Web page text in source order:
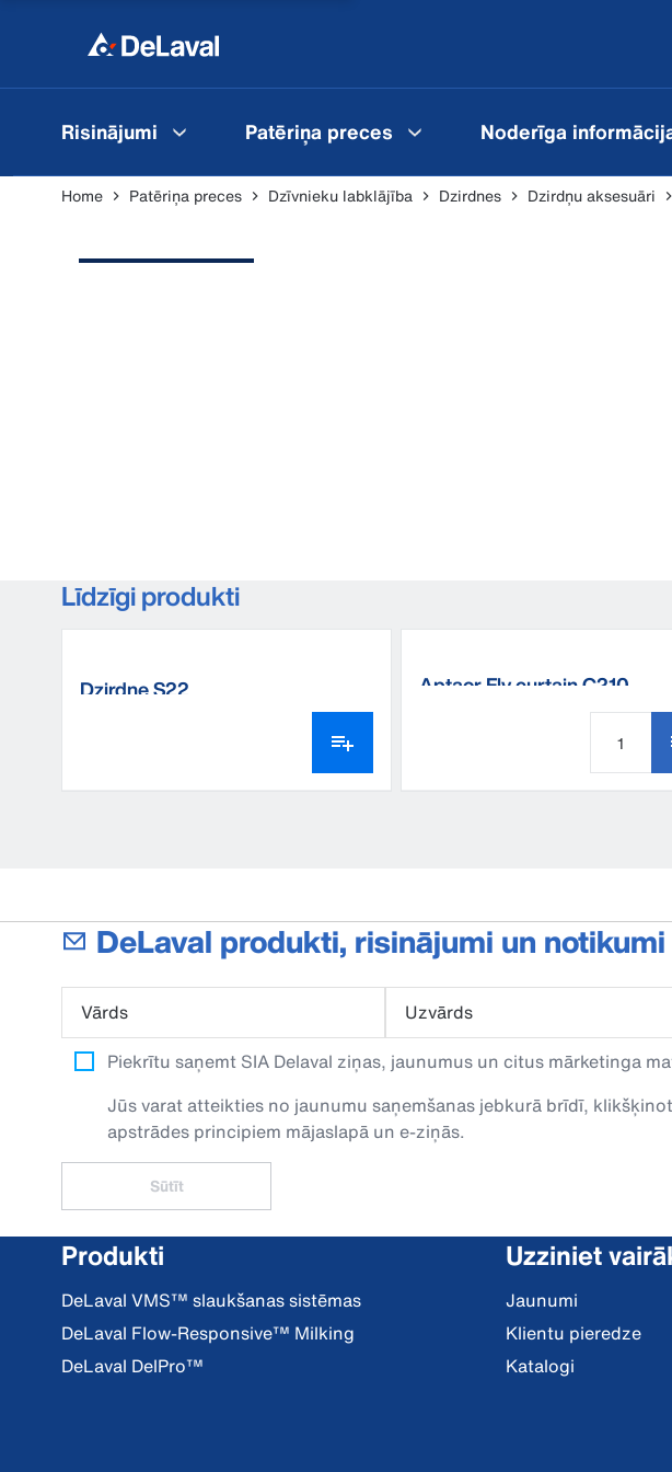
Risinājumi Patēriņa preces Noderīga
Home Patēriņa preces Dzīvnieku labklājība Dzirdnes Dzirdņu aksesuāri
Līdzīgi produkti
Dzirdne S22 Aptaor Fly curtain C210
DeLaval produkti, risinājumi un
Vārds Uzvārds
Piekrītu saņemt SIA Delaval ziņas, jaunumus un citus mārketinga
Jūs varat atteikties no jaunumu saņemšanas jebkurā brīdī,
apstrādes principiem mājaslapā un e-ziņās.
Sūtīt
Produkti
DeLaval VMS™ slaukšanas sistēmas
DeLaval Flow-Responsive™ Milking
DeLaval DelPro™
Uzziniet
Jaunumi
Klientu pieredze
Katalogi